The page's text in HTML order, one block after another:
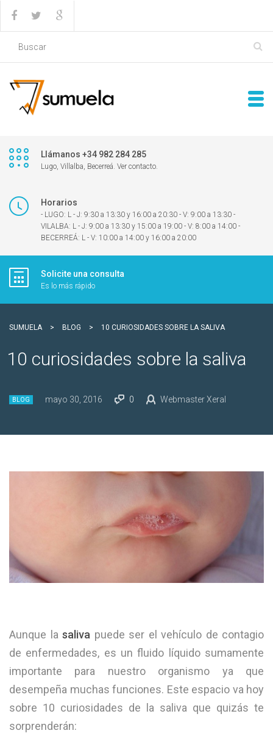
Llámanos +34 982 284 285
Lugo, Villalba, Becerreá. Ver contacto.
Horarios
- LUGO: L - J: 9:30 a 13:30 y 16:00 a 20:30 - V: 9:00 a 13:30 -
VILALBA: L - J: 9:00 a 13:30 y 15:00 a 19:00 - V: 8:00 a 14:00 -
BECERREÁ: L - V: 10:00 a 14:00 y 16:00 a 20:00
Solicite una consulta
Es lo más rápido
SUMUELA > BLOG > 10 CURIOSIDADES SOBRE LA SALIVA
10 curiosidades sobre la saliva
BLOG mayo 30, 2016 0 Webmaster Xeral
Aunque la saliva puede ser el vehículo de contagio
de enfermedades, es un fluido líquido sumamente
importante para nuestro organismo ya que
desempeña muchas funciones. Este espacio va hoy
sobre 10 curiosidades de la saliva que quizás te
sorprenderán: